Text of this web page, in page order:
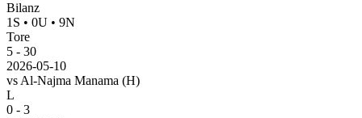
Bilanz
1 S • 0U • 9N
Tore
5 - 30
2026-05-10
vs Al-Najma Manama (H)
L
0 - 3